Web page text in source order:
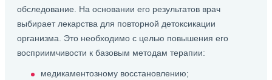
обследование. На основании его результатов врач
выбирает лекарства для повторной детоксикации
организма. Это необходимо с целью повышения его
восприимчивости к базовым методам терапии:
медикаментозному восстановлению;